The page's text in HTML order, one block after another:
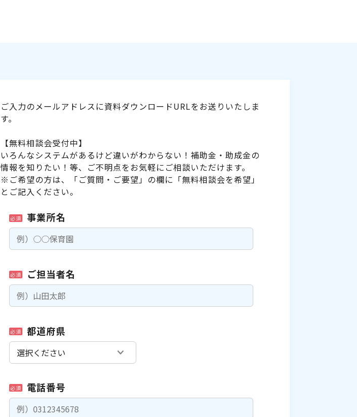
ご入力のメールアドレスに資料ダウンロードURLをお送りいたしま
す。
【無料相談会受付中】
いろんなシステムがあるけど違いがわからない！補助金・助成金の
情報を知りたい！等、ご不明点をお気軽にご相談いただけます。
※ご希望の方は、「ご質問・ご要望」の欄に「無料相談会を希望」
とご記入ください。
必須 事業所名
必須 ご担当者名
必須 都道府県
必須 電話番号